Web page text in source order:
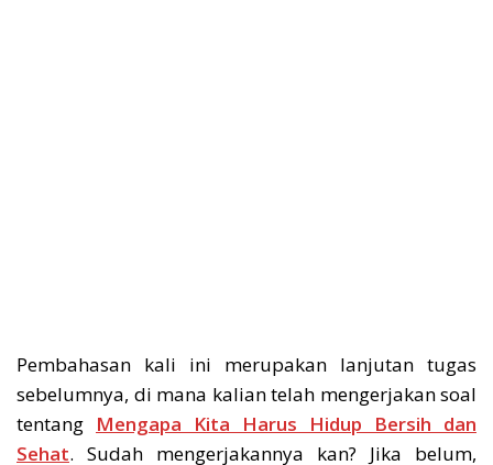
Pembahasan kali ini merupakan lanjutan tugas
sebelumnya, di mana kalian telah mengerjakan soal
tentang Mengapa Kita Harus Hidup Bersih dan
Sehat. Sudah mengerjakannya kan? Jika belum,